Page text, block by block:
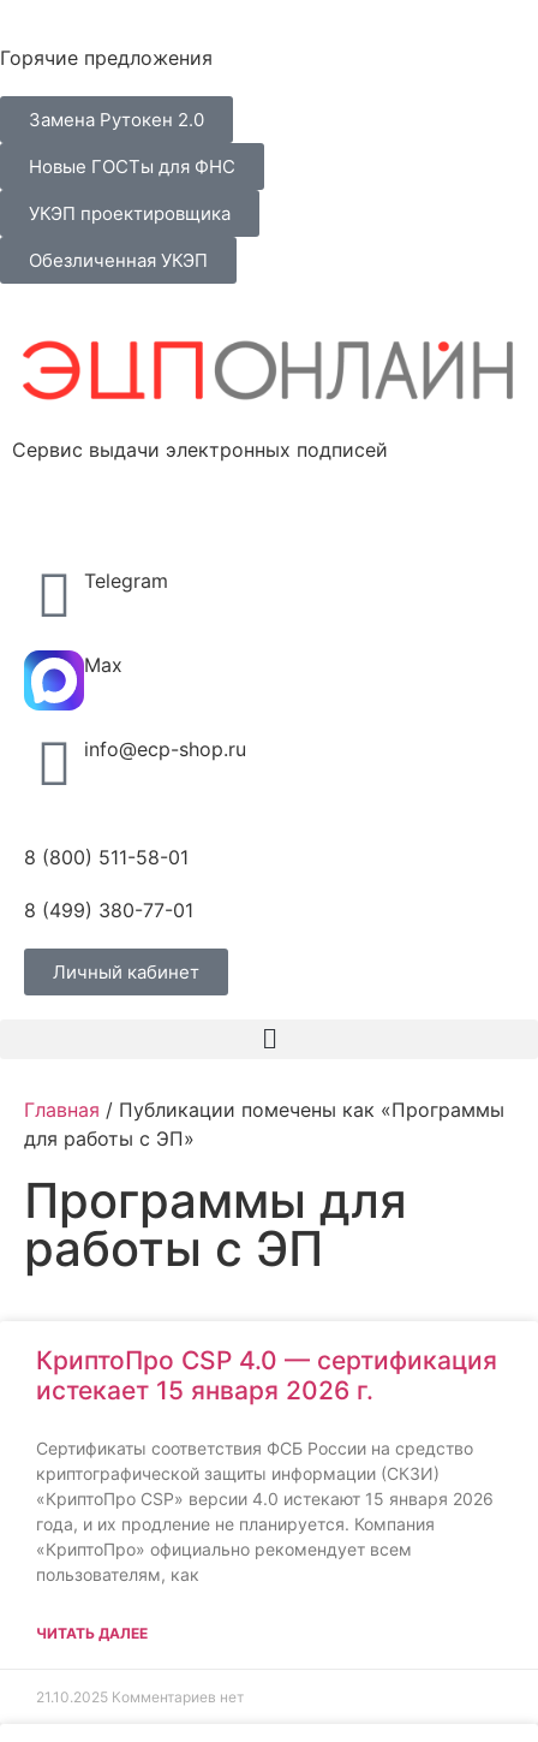
Горячие предложения
Замена Рутокен 2.0
Новые ГОСТы для ФНС
УКЭП проектировщика
Обезличенная УКЭП
Сервис выдачи электронных подписей
Telegram
Max
info@ecp-shop.ru
8 (800) 511-58-01
8 (499) 380-77-01
Личный кабинет
Главная / Публикации помечены как «Программы
для работы с ЭП»
Программы для
работы с ЭП
КриптоПро CSP 4.0 — сертификация
истекает 15 января 2026 г.
Сертификаты соответствия ФСБ России на средство
криптографической защиты информации (СКЗИ)
«КриптоПро CSP» версии 4.0 истекают 15 января 2026
года, и их продление не планируется. Компания
«КриптоПро» официально рекомендует всем
пользователям, как
ЧИТАТЬ ДАЛЕЕ
21.10.2025 Комментариев нет